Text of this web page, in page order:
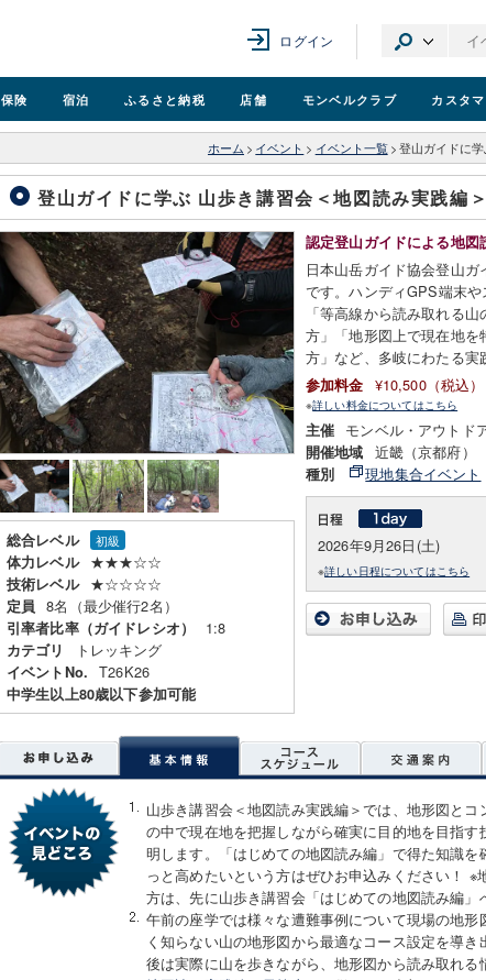
ログイン
保険 宿泊 ふるさと納税 店舗 モンベルクラブ カスタ
ホーム > イベント > イベント一覧 > 登山ガイドに
登山ガイドに学ぶ 山歩き講習会＜地図読み実践編
総合レベル 初級
体力レベル ★★★☆☆
技術レベル ★☆☆☆☆
定員 8名（最少催行2名）
引率者比率（ガイドレシオ） 1:8
カテゴリ トレッキング
イベントNo. T26K26
中学生以上80歳以下参加可能
認定登山ガイドによる地図
日本山岳ガイド協会登山
です。ハンディGPS端末や
「等高線から読み取れる
方」「地形図上で現在地
方」など、多岐にわたる実
参加料金 ¥10,500（税込）
※詳しい料金についてはこちら
主催 モンベル・アウトド
開催地域 近畿（京都府）
種別 現地集合イベント
2026年9月26日(土)
※詳しい日程についてはこちら
山歩き講習会＜地図読み実践編＞では、地形図と
の中で現在地を把握しながら確実に目的地を目指
明します。「はじめての地図読み編」で得た知識
っと高めたいという方はぜひお申込みください！
方は、先に山歩き講習会「はじめての地図読み編」
午前の座学では様々な遭難事例について現場の地
く知らない山の地形図から最適なコース設定を導
後は実際に山を歩きながら、地形図から読み取れる